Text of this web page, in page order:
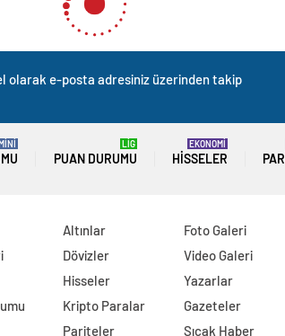
olarak e-posta adresiniz üzerinden takip
PUAN DURUMU
LİG
HISSELER
EKONOMİ
Altınlar
Dövizler
Hisseler
Kripto Paralar
Pariteler
Foto Galeri
Video Galeri
Yazarlar
Gazeteler
Sıcak Haber